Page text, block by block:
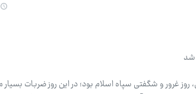
شد
غرور و شگفتی سپاه اسلام بود؛ در این روز ضربات بسیار